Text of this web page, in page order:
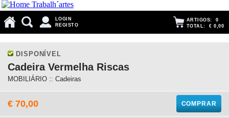
LOGIN
REGISTO
ARTIGOS: 0
TOTAL: € 0,00
DISPONÍVEL
Cadeira Vermelha Riscas
MOBILIÁRIO :: Cadeiras
€ 70,00 COMPRAR